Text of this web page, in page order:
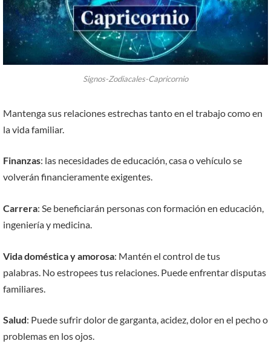
Signos-Zodiacales-Capricornio
Mantenga sus relaciones estrechas tanto en el trabajo como en
la vida familiar.
Finanzas: las necesidades de educación, casa o vehículo se
volverán financieramente exigentes.
Carrera: Se beneficiarán personas con formación en educación,
ingeniería y medicina.
Vida doméstica y amorosa: Mantén el control de tus
palabras. No estropees tus relaciones. Puede enfrentar disputas
familiares.
Salud: Puede sufrir dolor de garganta, acidez, dolor en el pecho o
problemas en los ojos.